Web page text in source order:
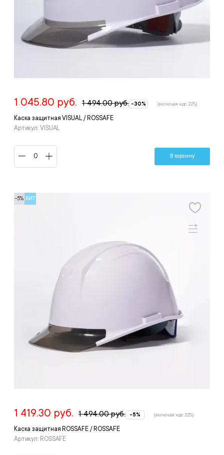
Каска защитная VISUAL / ROSSAFE
Артикул: VISUAL
1 045.80 руб. 1 494.00 руб. -30% (включая ндс 22%)
В корзину
-5% ХИТ
Каска защитная ROSSAFE / ROSSAFE
Артикул: ROSSAFE
1 419.30 руб. 1 494.00 руб. -5% (включая ндс 22%)